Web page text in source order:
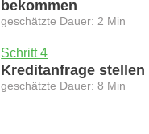
bekommen
geschätzte Dauer: 2 Min
Schritt 4
Kreditanfrage stellen
geschätzte Dauer: 8 Min